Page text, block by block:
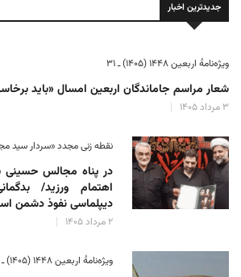
جدیدترین اخبار
ویژه‌نامهٔ اربعین ۱۴۴۸ (۱۴۰۵) ـ ۳۱
شعار مراسم جاماندگان اربعین امسال «باید
۳ مرداد ۱۴۰۵
نقطه زنی مجدد «سردار سید
در پناه مجالس حسینی
اهتمام ورزید/
دیپلماسی نفوذ دشمن
۲ مرداد ۱۴۰۵
ویژه‌نامهٔ اربعین ۱۴۴۸ (۱۴۰۵) ـ ۲۲